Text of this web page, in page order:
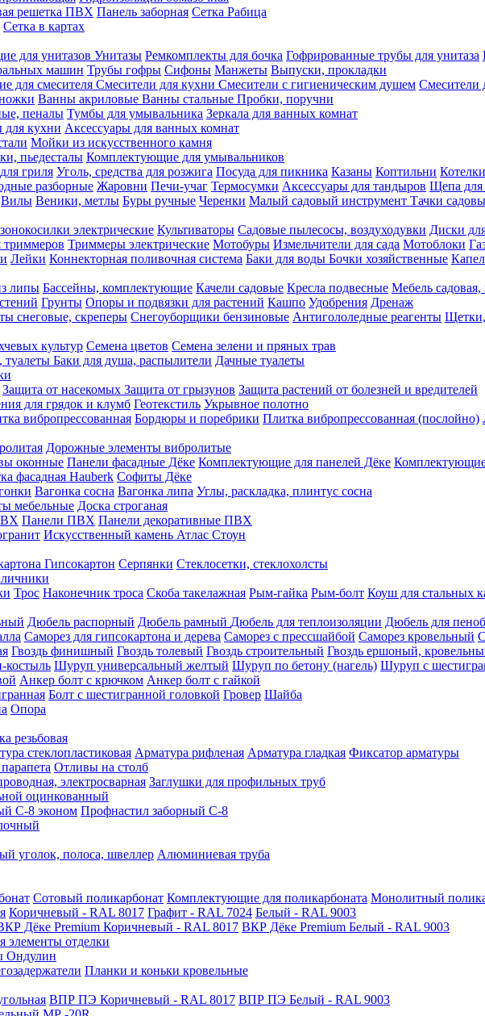
решетка ПВХ Панель заборная Сетка Рабица
Сетка в картах
для унитазов Унитазы Ремкомплекты для бочка Гофрированные трубы для унитаза
машин Трубы гофры Сифоны Манжеты Выпуски, прокладки
для смесителя Смесители для кухни Смесители с гигиеническим душем Смесители
Ванны акриловые Ванны стальные Пробки, поручни
пеналы Тумбы для умывальника Зеркала для ванных комнат
для кухни Аксессуары для ванных комнат
Мойки из искусственного камня
пьедесталы Комплектующие для умывальников
гриля Уголь, средства для розжига Посуда для пикника Казаны Коптильни
разборные Жаровни Печи-учаг Термосумки Аксессуары для тандыров Щепа для
Вилы Веники, метлы Буры ручные Черенки Малый садовый инструмент Тачки
электрические Культиваторы Садовые пылесосы, воздуходувки Диски
триммеров Триммеры электрические Мотобуры Измельчители для сада Мотоблоки
Лейки Коннекторная поливочная система Баки для воды Бочки хозяйственные
липы Бассейны, комплектующие Качели садовые Кресла подвесные Мебель
Грунты Опоры и подвязки для растений Кашпо Удобрения Дренаж
снеговые, скреперы Снегоуборщики бензиновые Антигололедные реагенты Щетки,
культур Семена цветов Семена зелени и пряных трав
Баки для душа, распылители Дачные туалеты
Защита от насекомых Защита от грызунов Защита растений от болезней и вредителей
для грядок и клумб Геотекстиль Укрывное полотно
вибропрессованная Бордюры и поребрики Плитка вибропрессованная (послойно)
Дорожные элементы вибролитые
оконные Панели фасадные Дёке Комплектующие для панелей Дёке
фасадная Hauberk Софиты Дёке
Вагонка сосна Вагонка липа Углы, раскладка, плинтус сосна
мебельные Доска строганая
Панели ПВХ Панели декоративные ПВХ
Искусственный камень Атлас Стоун
Гипсокартон Серпянки Стеклосетки, стеклохолсты
Трос Наконечник троса Скоба такелажная Рым-гайка Рым-болт Коуш для стальных
Дюбель распорный Дюбель рамный Дюбель для теплоизоляции Дюбель для
Саморез для гипсокартона и дерева Саморез с прессшайбой Саморез кровельный
Гвоздь финишный Гвоздь толевый Гвоздь строительный Гвоздь ершоный,
Шуруп универсальный желтый Шуруп по бетону (нагель) Шуруп с
Анкер болт с крючком Анкер болт с гайкой
Болт c шестигранной головкой Гровер Шайба
Опора
резьбовая
стеклопластиковая Арматура рифленая Арматура гладкая Фиксатор арматуры
Отливы на столб
электросварная Заглушки для профильных труб
оцинкованный
С-8 эконом Профнастил заборный С-8
уголок, полоса, швеллер Алюминиевая труба
Сотовый поликарбонат Комплектующие для поликарбоната Монолитный
Коричневый - RAL 8017 Графит - RAL 7024 Белый - RAL 9003
Дёке Premium Коричневый - RAL 8017 ВКР Дёке Premium Белый - RAL 9003
элементы отделки
Ондулин
Планки и коньки кровельные
ВПР ПЭ Коричневый - RAL 8017 ВПР ПЭ Белый - RAL 9003